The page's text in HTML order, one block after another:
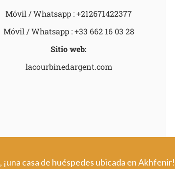
Móvil / Whatsapp : +212671422377
Móvil / Whatsapp : +33 662 16 03 28
Sitio web:
lacourbinedargent.com
, ¡una casa de huéspedes ubicada en Akhfenir!